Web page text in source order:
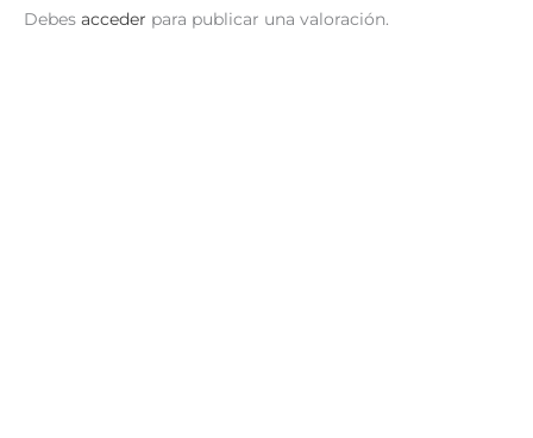
Debes acceder para publicar una valoración.